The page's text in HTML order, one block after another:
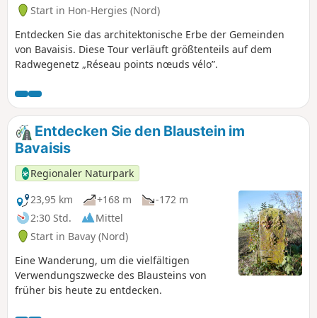
Start in Hon-Hergies (Nord)
Entdecken Sie das architektonische Erbe der Gemeinden
von Bavaisis. Diese Tour verläuft größtenteils auf dem
Radwegenetz „Réseau points nœuds vélo”.
Entdecken Sie den Blaustein im
Bavaisis
Regionaler Naturpark
23,95 km
+168 m
-172 m
2:30 Std.
Mittel
Start in Bavay (Nord)
Eine Wanderung, um die vielfältigen
Verwendungszwecke des Blausteins von
früher bis heute zu entdecken.